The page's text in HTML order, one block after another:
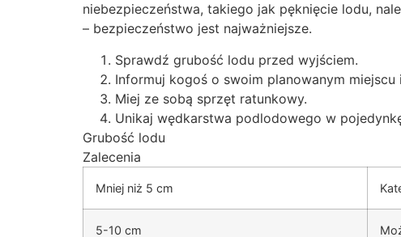
niebezpieczeństwa, takiego jak pęknięcie lodu,
– bezpieczeństwo jest najważniejsze.
Sprawdź grubość lodu przed wyjściem.
Informuj kogoś o swoim planowanym
Miej ze sobą sprzęt ratunkowy.
Unikaj wędkarstwa podlodowego w
Grubość lodu
Zalecenia
Mniej niż 5 cm
5-10 cm